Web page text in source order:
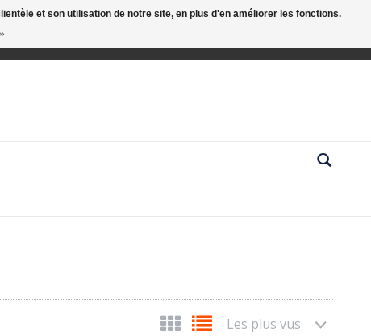
Les plus vus
et son utilisation de notre site, en plus d'en améliorer les fonctions.